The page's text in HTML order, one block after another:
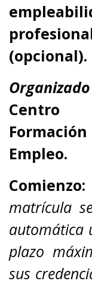
(opcional).
Centro
Empleo.
Comienzo:
matrícula
automática
plazo
sus